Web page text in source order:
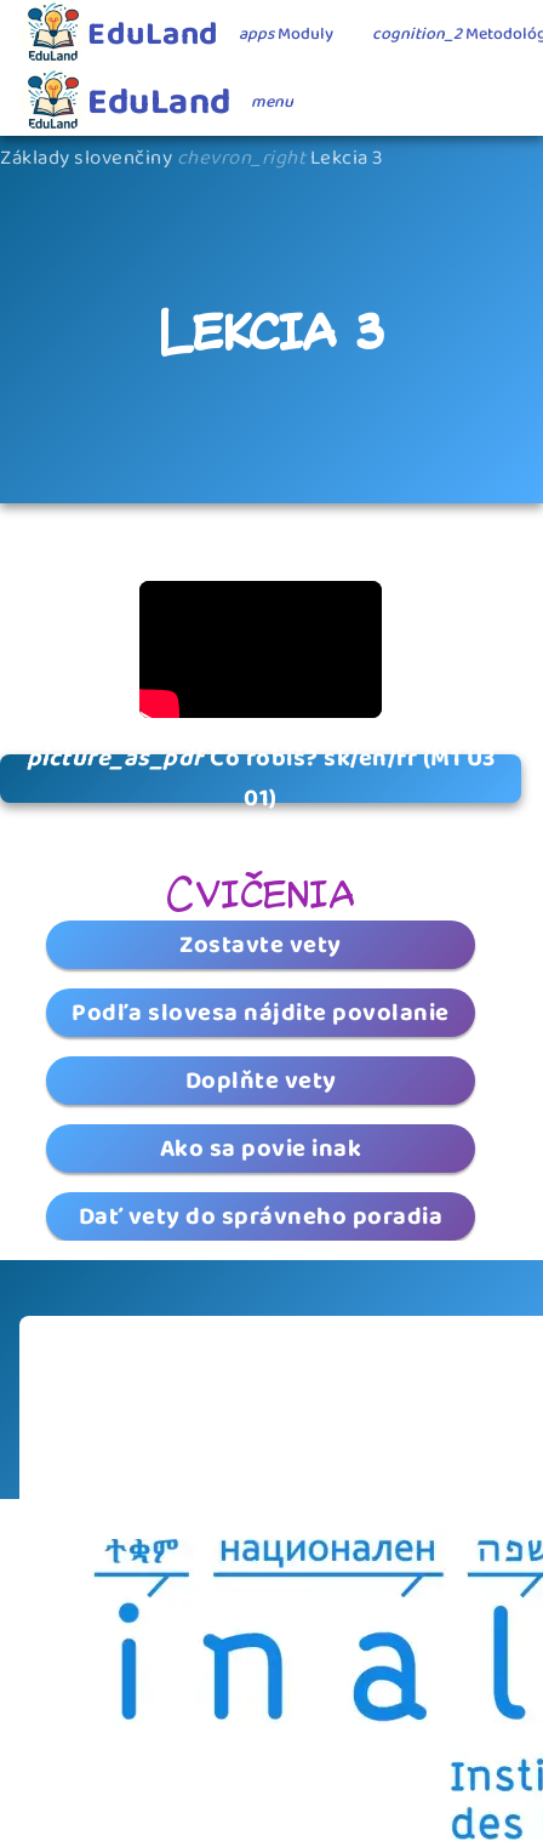
EduLand appsModuly cognition_2
EduLand menu
Základy slovenčinychevron_rightLekcia 3
Lekcia 3
picture_as_pdfČo robíš? sk/en/fr (M1 U3
01)
Cvičenia
Zostavte vety
Podľa slovesa nájdite povolanie
Doplňte vety
Ako sa povie inak
Dať vety do správneho poradia